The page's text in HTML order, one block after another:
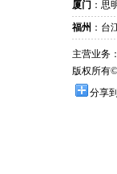
厦门 ：思
福州 ：台
主营业务：
版权所有
分享